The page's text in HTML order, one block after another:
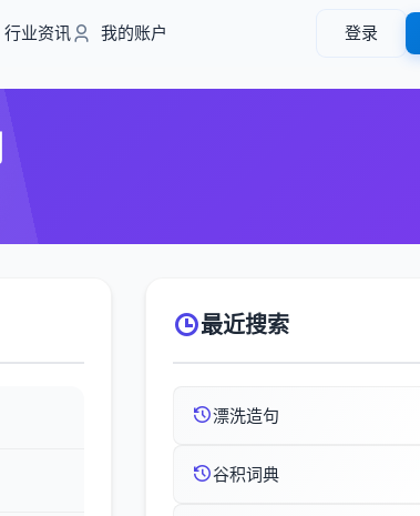
行业资讯 我的账户 登录
最近搜索
漂洗造句
谷积词典